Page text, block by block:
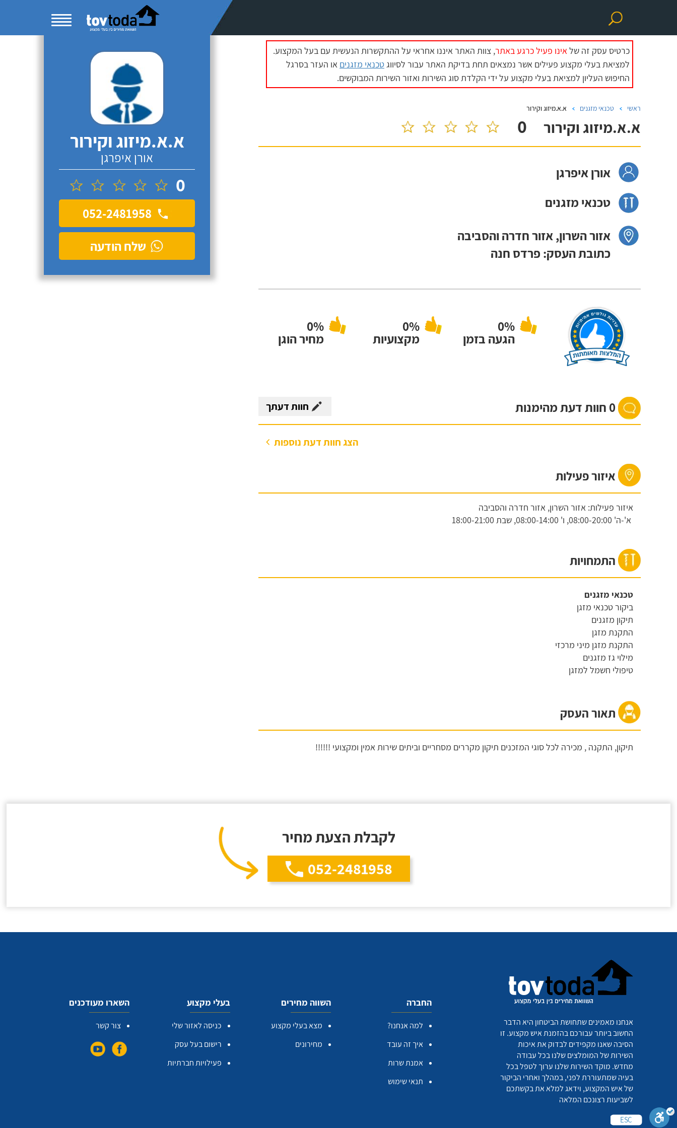
כרטיס עסק זה שלאינו פעיל כרגע באתר, צוות האתר איננו אחראי על ההתקשרות הנעשית עם בעל המקצוע.
למציאת בעלי מקצוע פעילים אשר נמצאים תחת בדיקת האתר עבור לסיווגטכנאי מזגנים או העזר בסרגל
החיפוש העליון למציאת בעלי מקצוע על ידי הקלדת סוג השירות ואזור השירות המבוקשים.
ראשי טכנאי מזגנים א.א.מיזוג וקירור
א.א.מיזוג וקירור 0
אורן איפרגן
טכנאי מזגנים
אזור השרון, אזור חדרה והסביבה
כתובת העסק: פרדס חנה
0%
הגעה בזמן
0%
מקצועיות
0%
מחיר הוגן
0 חוות דעת מהימנות חוות דעתך
הצג חוות דעת נוספות
איזור פעילות
איזור פעילות: אזור השרון, אזור חדרה והסביבה
א'-ה' 08:00-20:00, ו' 08:00-14:00, שבת 18:00-21:00
התמחויות
טכנאי מזגנים
ביקור טכנאי מזגן
תיקון מזגנים
התקנת מזגן
התקנת מזגן מיני מרכזי
מילוי גז מזגנים
טיפולי חשמל למזגן
תאור העסק
תיקון, התקנה , מכירה לכל סוגי המזכנים תיקון מקררים מסחריים וביתים שירות אמין ומקצועי !!!!!!
א.א.מיזוג וקירור
אורן איפרגן
0
052-2481958
שלח הודעה
לקבלת הצעת מחיר
052-2481958
אנחנו מאמינים שתחושת הביטחון היא הדבר
החשוב ביותר עבורכם בהזמנת איש מקצוע. זו
הסיבה שאנו מקפידים לבדוק את איכות
השירות של המומלצים שלנו בכל עבודה
מחדש. מוקד השירות שלנו ערוך לטפל בכל
בעיה שמתעוררת לפני, במהלך ואחרי הביקור
של איש המקצוע, וידאג למלא את בקשתכם
לשביעות רצונכם המלאה
החברה
למה אנחנו?
איך זה עובד
אמנת שרות
תנאי שימוש
השווה מחירים
מצא בעלי מקצוע
מחירונים
בעלי מקצוע
כניסה לאזור שלי
רישום בעל עסק
פעילויות חברתיות
השארו מעודכנים
צור קשר
ESC